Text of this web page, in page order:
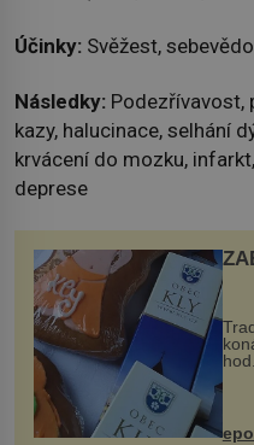
Účinky: Svěžest,
Následky: Podezřívavost,
kazy, halucinace, selhání
krvácení do mozku,
deprese
Kly